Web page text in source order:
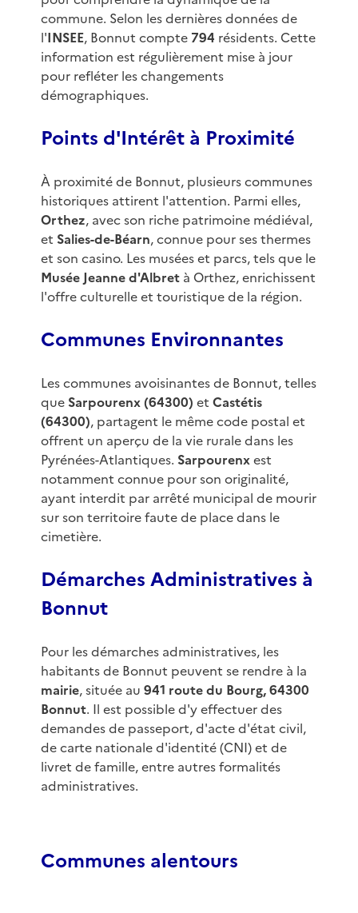
commune. Selon les dernières données de
l'INSEE, Bonnut compte 794 résidents. Cette
information est régulièrement mise à jour
pour refléter les changements
démographiques.
Points d'Intérêt à Proximité
À proximité de Bonnut, plusieurs communes
historiques attirent l'attention. Parmi elles,
Orthez, avec son riche patrimoine médiéval,
et Salies-de-Béarn, connue pour ses thermes
et son casino. Les musées et parcs, tels que le
Musée Jeanne d'Albretà Orthez, enrichissent
l'offre culturelle et touristique de la région.
Communes Environnantes
Les communes avoisinantes de Bonnut, telles
que Sarpourenx (64300) et Castétis
(64300), partagent le même code postal et
offrent un aperçu de la vie rurale dans les
Pyrénées-Atlantiques. Sarpourenxest
notamment connue pour son originalité,
ayant interdit par arrêté municipal de mourir
sur son territoire faute de place dans le
cimetière.
Démarches Administratives à
Bonnut
Pour les démarches administratives, les
habitants de Bonnut peuvent se rendre à la
mairie, située au 941 route du Bourg, 64300
Bonnut. Il est possible d'y effectuer des
demandes de passeport, d'acte d'état civil,
de carte nationale d'identité (CNI) et de
livret de famille, entre autres formalités
administratives.
Communes alentours